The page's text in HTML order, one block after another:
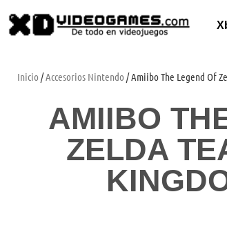
Inicio /Accesorios Nintendo / Amiibo The Legend Of
AMIIBO
ZELDA